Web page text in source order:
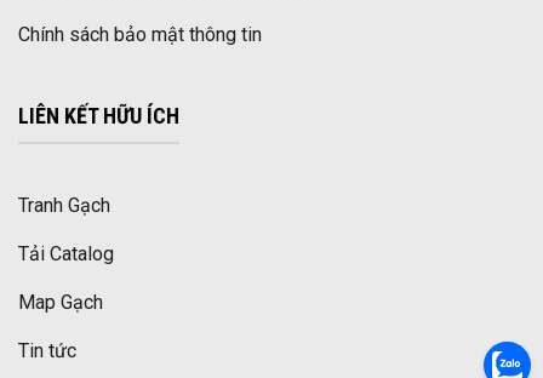
Chính sách bảo mật thông tin
LIÊN KẾT HỮU ÍCH
Tranh Gạch
Tải Catalog
Map Gạch
Tin tức